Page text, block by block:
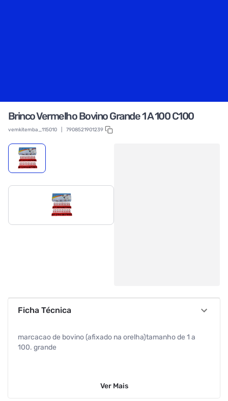
Brinco Vermelho Bovino Grande 1 A 100 C100
vemkitemba_115010 7908521901239
Ficha Técnica
marcacao de bovino (afixado na orelha)tamanho de 1 a
100. grande
Ver Mais